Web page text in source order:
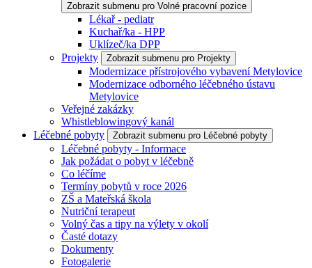
Zobrazit submenu pro Volné pracovní pozice
Lékař - pediatr
Kuchař/ka - HPP
Uklízeč/ka DPP
Projekty
Zobrazit submenu pro Projekty
Modernizace přístrojového vybavení Metylovice
Modernizace odborného léčebného ústavu
Metylovice
Veřejné zakázky
Whistleblowingový kanál
Léčebné pobyty
Zobrazit submenu pro Léčebné pobyty
Léčebné pobyty - Informace
Jak požádat o pobyt v léčebně
Co léčíme
Termíny pobytů v roce 2026
ZŠ a Mateřská škola
Nutriční terapeut
Volný čas a tipy na výlety v okolí
Časté dotazy
Dokumenty
Fotogalerie